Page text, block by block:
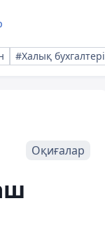
#Халық бухгалтері
Оқиғалар